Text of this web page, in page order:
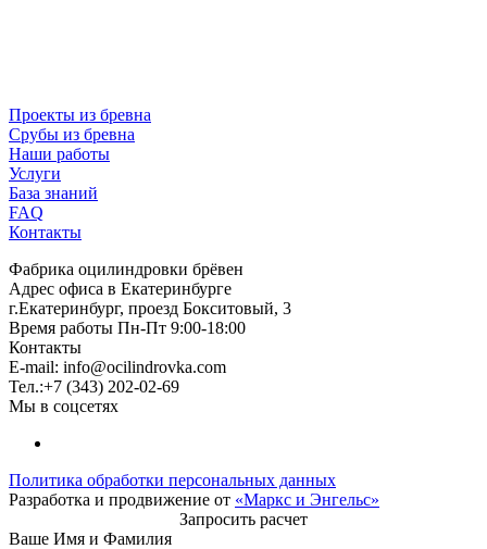
Проекты из бревна
Срубы из бревна
Наши работы
Услуги
База знаний
FAQ
Контакты
Фабрика оцилиндровки брёвен
Адрес офиса в Екатеринбурге
г.Екатеринбург, проезд Бокситовый, 3
Время работы Пн-Пт 9:00-18:00
Контакты
E-mail: info@ocilindrovka.com
Тел.:+7 (343) 202-02-69
Мы в соцсетях
Политика обработки персональных данных
Разработка и продвижение от «Маркс и Энгельс»
Запросить расчет
Ваше Имя и Фамилия